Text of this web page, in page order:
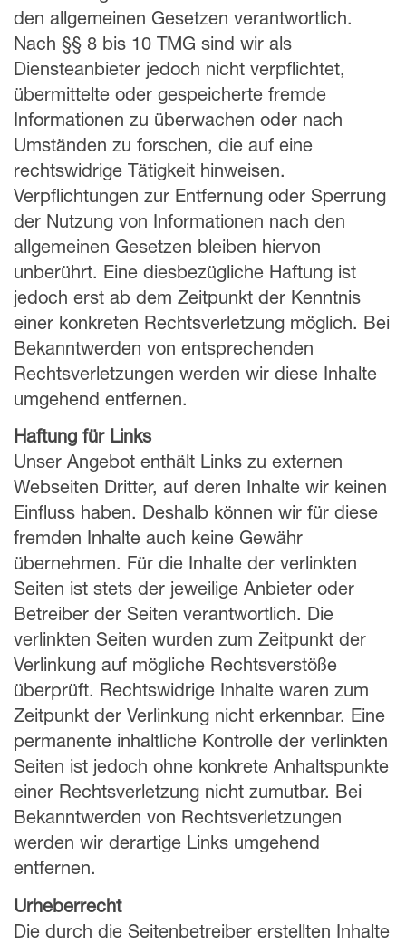
den allgemeinen Gesetzen verantwortlich.
Nach §§ 8 bis 10 TMG sind wir als
Diensteanbieter jedoch nicht verpflichtet,
übermittelte oder gespeicherte fremde
Informationen zu überwachen oder nach
Umständen zu forschen, die auf eine
rechtswidrige Tätigkeit hinweisen.
Verpflichtungen zur Entfernung oder Sperrung
der Nutzung von Informationen nach den
allgemeinen Gesetzen bleiben hiervon
unberührt. Eine diesbezügliche Haftung ist
jedoch erst ab dem Zeitpunkt der Kenntnis
einer konkreten Rechtsverletzung möglich. Bei
Bekanntwerden von entsprechenden
Rechtsverletzungen werden wir diese Inhalte
umgehend entfernen.
Haftung für Links
Unser Angebot enthält Links zu externen
Webseiten Dritter, auf deren Inhalte wir keinen
Einfluss haben. Deshalb können wir für diese
fremden Inhalte auch keine Gewähr
übernehmen. Für die Inhalte der verlinkten
Seiten ist stets der jeweilige Anbieter oder
Betreiber der Seiten verantwortlich. Die
verlinkten Seiten wurden zum Zeitpunkt der
Verlinkung auf mögliche Rechtsverstöße
überprüft. Rechtswidrige Inhalte waren zum
Zeitpunkt der Verlinkung nicht erkennbar. Eine
permanente inhaltliche Kontrolle der verlinkten
Seiten ist jedoch ohne konkrete Anhaltspunkte
einer Rechtsverletzung nicht zumutbar. Bei
Bekanntwerden von Rechtsverletzungen
werden wir derartige Links umgehend
entfernen.
Urheberrecht
Die durch die Seitenbetreiber erstellten Inhalte